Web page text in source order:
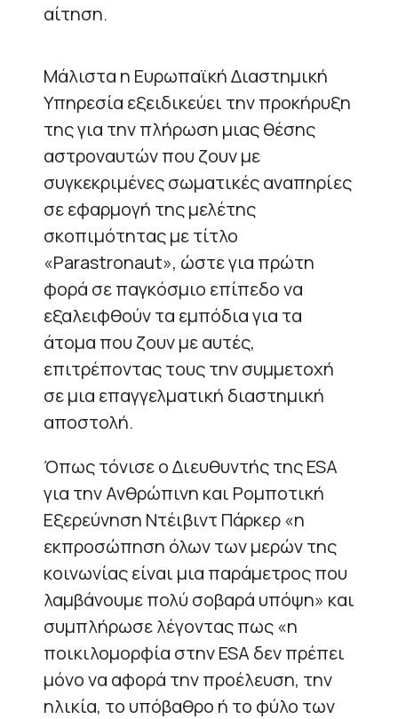
αίτηση.
Μάλιστα η Ευρωπαϊκή Διαστημική
Υπηρεσία εξειδικεύει την προκήρυξη
της για την πλήρωση μιας θέσης
αστροναυτών που ζουν με
συγκεκριμένες σωματικές αναπηρίες
σε εφαρμογή της μελέτης
σκοπιμότητας με τίτλο
«Parastronaut», ώστε για πρώτη
φορά σε παγκόσμιο επίπεδο να
εξαλειφθούν τα εμπόδια για τα
άτομα που ζουν με αυτές,
επιτρέποντας τους την συμμετοχή
σε μια επαγγελματική διαστημική
αποστολή.
Όπως τόνισε ο Διευθυντής της ESA
για την Ανθρώπινη και Ρομποτική
Εξερεύνηση Ντέιβιντ Πάρκερ «η
εκπροσώπηση όλων των μερών της
κοινωνίας είναι μια παράμετρος που
λαμβάνουμε πολύ σοβαρά υπόψη» και
συμπλήρωσε λέγοντας πως «η
ποικιλομορφία στην ESA δεν πρέπει
μόνο να αφορά την προέλευση, την
ηλικία, το υπόβαθρο ή το φύλο των